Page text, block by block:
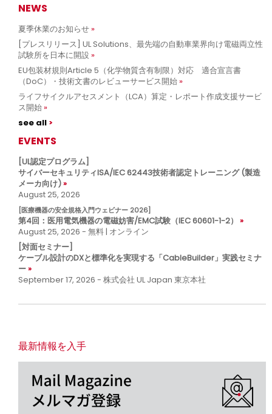
NEWS
夏季休業のお知らせ
[プレスリリース] UL Solutions、最先端の自動車業界向け電磁両立性
試験所を日本に開設
EU包装材規則Article 5（化学物質含有制限）対応 適合宣言書
（DoC）・技術文書のレビューサービス開始
ライフサイクルアセスメント（LCA）算定・レポート作成支援サービ
ス開始
see all
EVENTS
[UL認定プログラム]
サイバーセキュリティISA/IEC 62443技術者認定トレーニング (製造
メーカ向け)
August 25, 2026
[医療機器の安全規格入門ウェビナー 2026]
第4回：医用電気機器の電磁妨害/EMC試験（IEC 60601-1-2）
August 25, 2026 - 無料 | オンライン
[対面セミナー]
ケーブル設計のDXと標準化を実現する「CableBuilder」実践セミナ
ー
September 17, 2026 - 株式会社 UL Japan 東京本社
最新情報を入手